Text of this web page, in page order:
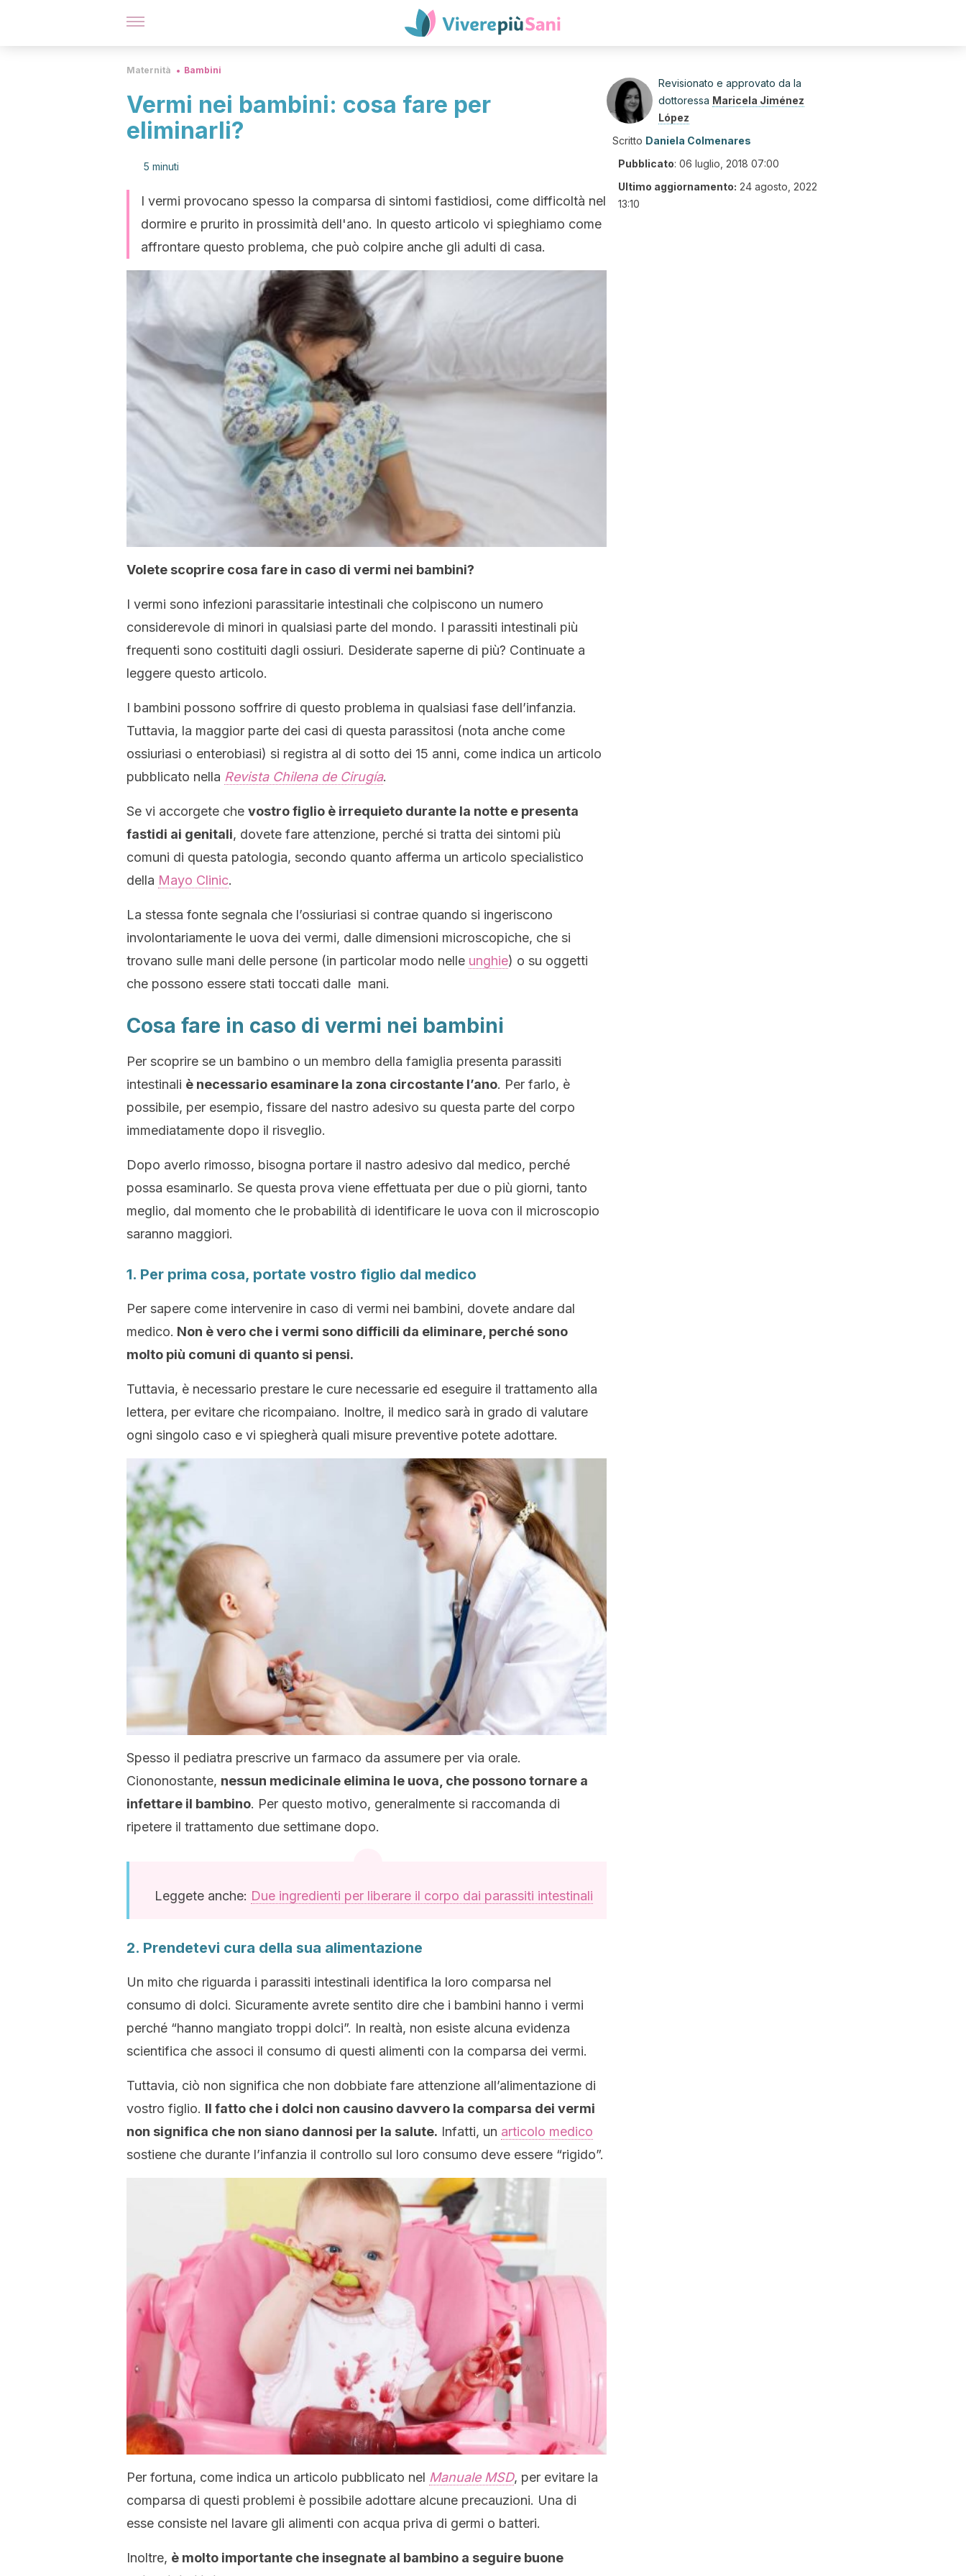
Maternità Bambini
Vermi nei bambini: cosa fare per
eliminarli?
5 minuti
I vermi provocano spesso la comparsa di sintomi fastidiosi, come difficoltà nel
dormire e prurito in prossimità dell'ano. In questo articolo vi spieghiamo come
affrontare questo problema, che può colpire anche gli adulti di casa.
Volete scoprire cosa fare in caso di vermi nei bambini?
I vermi sono infezioni parassitarie intestinali che colpiscono un numero
considerevole di minori in qualsiasi parte del mondo. I parassiti intestinali più
frequenti sono costituiti dagli ossiuri. Desiderate saperne di più? Continuate a
leggere questo articolo.
I bambini possono soffrire di questo problema in qualsiasi fase dell’infanzia.
Tuttavia, la maggior parte dei casi di questa parassitosi (nota anche come
ossiuriasi o enterobiasi) si registra al di sotto dei 15 anni, come indica un articolo
pubblicato nella Revista Chilena de Cirugía.
Se vi accorgete che vostro figlio è irrequieto durante la notte e presenta
fastidi ai genitali, dovete fare attenzione, perché si tratta dei sintomi più
comuni di questa patologia, secondo quanto afferma un articolo specialistico
della Mayo Clinic.
La stessa fonte segnala che l’ossiuriasi si contrae quando si ingeriscono
involontariamente le uova dei vermi, dalle dimensioni microscopiche, che si
trovano sulle mani delle persone (in particolar modo nelle unghie) o su oggetti
che possono essere stati toccati dalle mani.
Cosa fare in caso di vermi nei bambini
Per scoprire se un bambino o un membro della famiglia presenta parassiti
intestinali è necessario esaminare la zona circostante l’ano. Per farlo, è
possibile, per esempio, fissare del nastro adesivo su questa parte del corpo
immediatamente dopo il risveglio.
Dopo averlo rimosso, bisogna portare il nastro adesivo dal medico, perché
possa esaminarlo. Se questa prova viene effettuata per due o più giorni, tanto
meglio, dal momento che le probabilità di identificare le uova con il microscopio
saranno maggiori.
1. Per prima cosa, portate vostro figlio dal medico
Per sapere come intervenire in caso di vermi nei bambini, dovete andare dal
medico. Non è vero che i vermi sono difficili da eliminare, perché sono
molto più comuni di quanto si pensi.
Tuttavia, è necessario prestare le cure necessarie ed eseguire il trattamento alla
lettera, per evitare che ricompaiano. Inoltre, il medico sarà in grado di valutare
ogni singolo caso e vi spiegherà quali misure preventive potete adottare.
Spesso il pediatra prescrive un farmaco da assumere per via orale.
Ciononostante, nessun medicinale elimina le uova, che possono tornare a
infettare il bambino. Per questo motivo, generalmente si raccomanda di
ripetere il trattamento due settimane dopo.
Leggete anche: Due ingredienti per liberare il corpo dai parassiti intestinali
2. Prendetevi cura della sua alimentazione
Un mito che riguarda i parassiti intestinali identifica la loro comparsa nel
consumo di dolci. Sicuramente avrete sentito dire che i bambini hanno i vermi
perché “hanno mangiato troppi dolci”. In realtà, non esiste alcuna evidenza
scientifica che associ il consumo di questi alimenti con la comparsa dei vermi.
Tuttavia, ciò non significa che non dobbiate fare attenzione all’alimentazione di
vostro figlio. Il fatto che i dolci non causino davvero la comparsa dei vermi
non significa che non siano dannosi per la salute. Infatti, un articolo medico
sostiene che durante l’infanzia il controllo sul loro consumo deve essere “rigido”.
Per fortuna, come indica un articolo pubblicato nel Manuale MSD, per evitare la
comparsa di questi problemi è possibile adottare alcune precauzioni. Una di
esse consiste nel lavare gli alimenti con acqua priva di germi o batteri.
Inoltre, è molto importante che insegnate al bambino a seguire buone
Revisionato e approvato da la
dottoressa Maricela Jiménez
López
Scritto Daniela Colmenares
Pubblicato: 06 luglio, 2018 07:00
Ultimo aggiornamento: 24 agosto, 2022
13:10